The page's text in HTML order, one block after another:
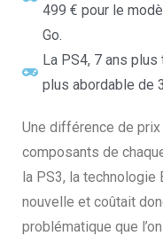
499 € pour le
Go.
La PS4, 7 ans
plus abordable de
Une différence de
composants de
la PS3, la technologie
nouvelle et coûtait
problématique que